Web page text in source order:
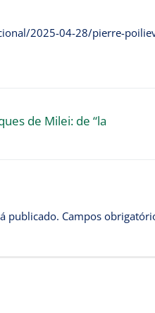
2025-04-28/pierre-
de Milei: de “la
publicado. Campos